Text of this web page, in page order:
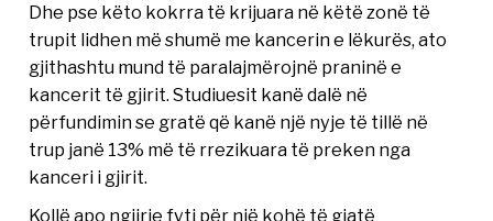
Dhe pse këto kokrra të krijuara në këtë zonë të
trupit lidhen më shumë me kancerin e lëkurës, ato
gjithashtu mund të paralajmërojnë praninë e
kancerit të gjirit. Studiuesit kanë dalë në
përfundimin se gratë që kanë një nyje të tillë në
trup janë 13% më të rrezikuara të preken nga
kanceri i gjirit.
Kollë apo ngjirje fyti për një kohë të gjatë